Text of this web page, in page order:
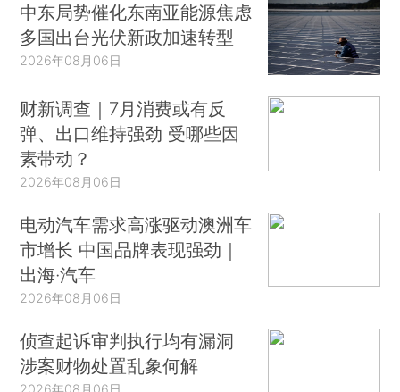
中东局势催化东南亚能源焦虑
多国出台光伏新政加速转型
2026年08月06日
财新调查｜7月消费或有反
弹、出口维持强劲 受哪些因
素带动？
2026年08月06日
电动汽车需求高涨驱动澳洲车
市增长 中国品牌表现强劲｜
出海·汽车
2026年08月06日
侦查起诉审判执行均有漏洞
涉案财物处置乱象何解
2026年08月06日